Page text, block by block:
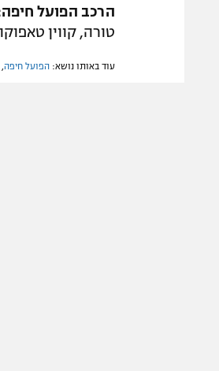
הרכב הפועל
טורה, קווין
עוד באותו נושא: הפועל חיפה